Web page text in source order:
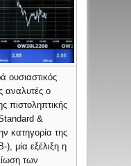
ουσιαστικός
αναλυτές ο
πιστοληπτικής
&
κατηγορία της
), μία εξέλιξη η
των